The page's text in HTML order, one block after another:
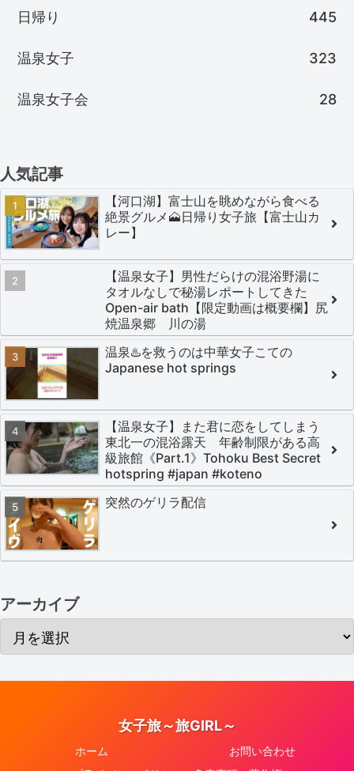
日帰り 445
温泉女子 323
温泉女子会 28
人気記事
【河口湖】富士山を眺めながら食べる
絶景グルメ🗻日帰り女子旅【富士山カ
レー】
【温泉女子】男性だらけの混浴野湯に
タオルなしで秘湯レポートしてきた
Open-air bath【限定動画は概要欄】尻
焼温泉郷 川の湯
温泉♨️を救うのは中華女子こての
Japanese hot springs
【温泉女子】また君に恋をしてしまう
東北一の混浴露天 年齢制限がある高
級旅館《Part.1》Tohoku Best Secret
hotspring #japan #koteno
突然のゲリラ配信
アーカイブ
女子旅～旅GIRL～
ホーム
お問い合わせ